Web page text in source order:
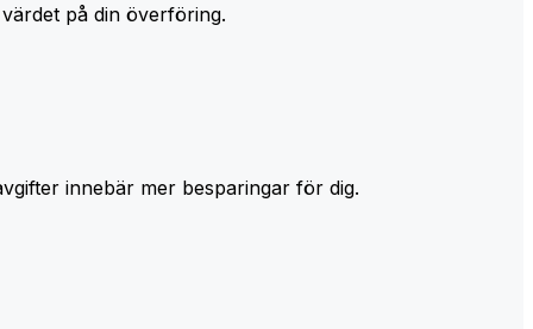
på din överföring.
innebär mer besparingar för dig.